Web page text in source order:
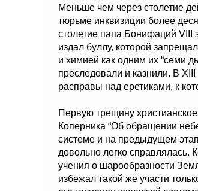
Меньше чем через столетие
тюрьме инквизиции более
столетие папа Бонифаций VIII
издал буллу, которой
и химией как одним их “семи
преследовали и казнили. В
расправы над еретиками, к
Первую трещину
Коперника “Об обращении
системе и на предыдущем
довольно легко справлялась.
учения о шарообразности
избежал такой же участи